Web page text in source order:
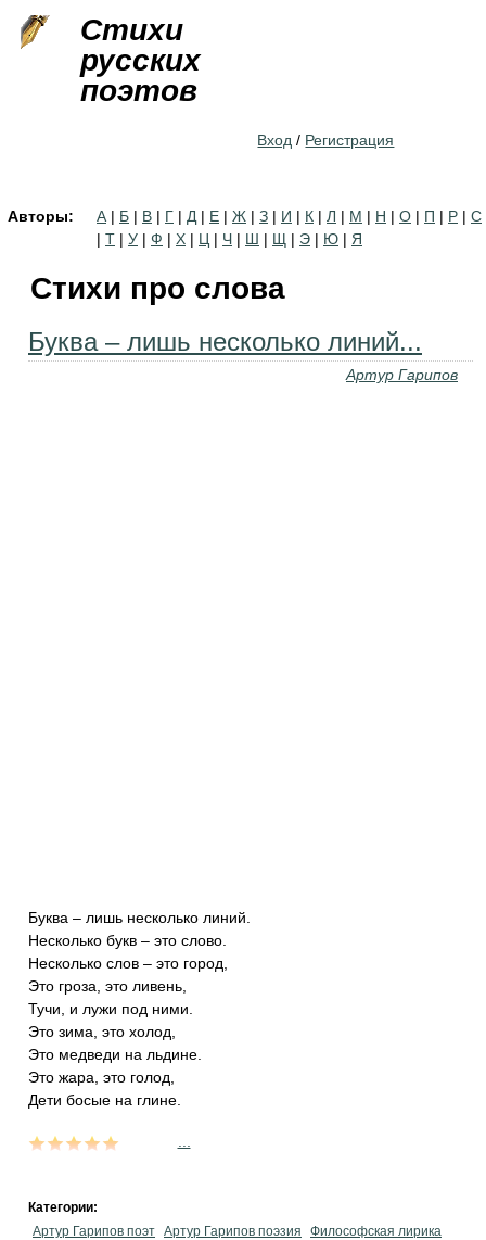
Стихи
русских
поэтов
Вход / Регистрация
Авторы: А | Б | В | Г | Д | Е | Ж | З | И | К | Л | М | Н | О | П | Р | С
| Т | У | Ф | Х | Ц | Ч | Ш | Щ | Э | Ю | Я
Стихи про слова
Буква – лишь несколько линий...
Артур Гарипов
Буква – лишь несколько линий.
Несколько букв – это слово.
Несколько слов – это город,
Это гроза, это ливень,
Тучи, и лужи под ними.
Это зима, это холод,
Это медведи на льдине.
Это жара, это голод,
Дети босые на глине.
Категории:
Артур Гарипов поэт Артур Гарипов поэзия
Философская лирика